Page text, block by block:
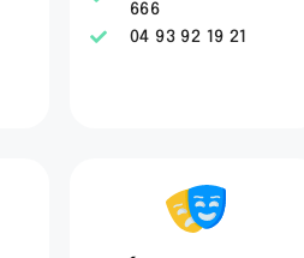
666
04 93 92 19 21